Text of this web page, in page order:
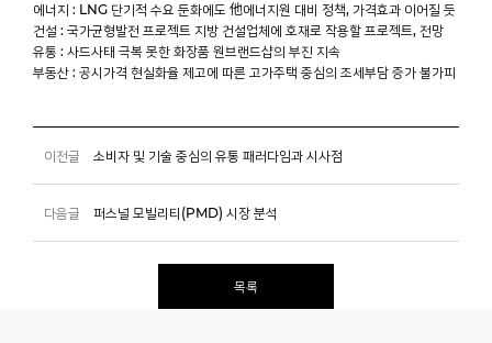
에너지 : LNG 단기적 수요 둔화에도 他에너지원 대비 정책, 가격효과 이어질 듯
건설 : 국가균형발전 프로젝트 지방 건설업체에 호재로 작용할 프로젝트, 전망
유통 : 사드사태 극복 못한 화장품 원브랜드샵의 부진 지속
부동산 : 공시가격 현실화율 제고에 따른 고가주택 중심의 조세부담 증가 불가피
이전글 소비자 및 기술 중심의 유통 패러다임과 시사점
다음글 퍼스널 모빌리티(PMD) 시장 분석
목록